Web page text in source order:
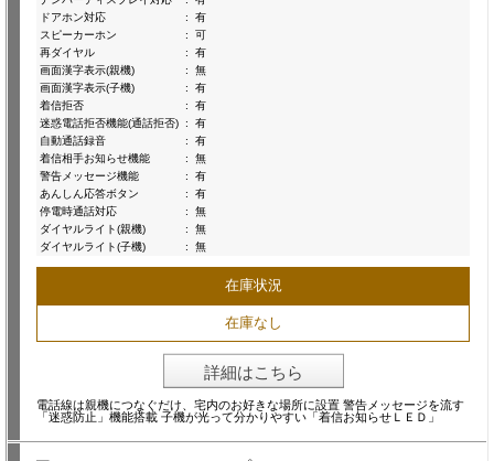
ドアホン対応
:
有
スピーカーホン
:
可
再ダイヤル
:
有
画面漢字表示(親機)
:
無
画面漢字表示(子機)
:
有
着信拒否
:
有
迷惑電話拒否機能(通話拒否) :
有
自動通話録音
:
有
着信相手お知らせ機能
:
無
警告メッセージ機能
:
有
あんしん応答ボタン
:
有
停電時通話対応
:
無
ダイヤルライト(親機)
:
無
ダイヤルライト(子機)
: 無
在庫状況
在庫なし
詳細はこちら
電話線は親機につなぐだけ、宅内のお好きな場所に設置 警告メッセージを流す
「迷惑防止」機能搭載 子機が光って分かりやすい「着信お知らせＬＥＤ」